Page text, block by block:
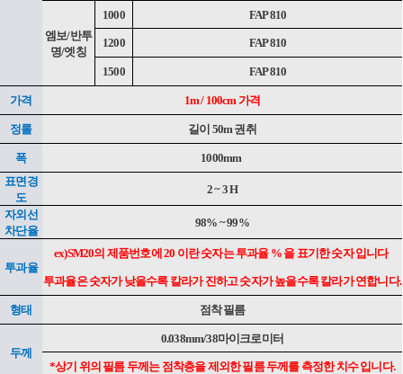
엠보/반투
명/엣칭
1000 FAP 810
1200 FAP 810
1500 FAP 810
가격 1m / 100cm 가격
정롤 길이 50m 권취
폭
1000mm
표면경
도
2 ~ 3 H
자외선
차단율
98% ~ 99%
투과율
ex)SM20의 제품번호에 20 이란 숫자는 투과율 % 을 표기한 숫자 입니다
투과율은 숫자가 낮을수록 칼라가 진하고 숫자가 높을수록 칼라가 연합니다.
형태 점착 필름
두께
0.038mm/38마이크로미터
*상기 위의 필름 두께는 점착층을 제외한 필름 두께를 측정한 치수 입니다.